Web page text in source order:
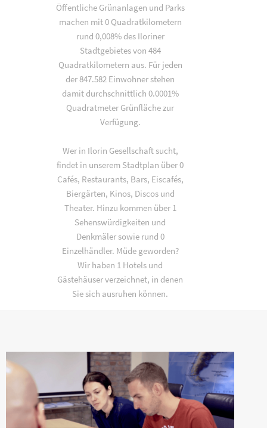
Öffentliche Grünanlagen und Parks
machen mit 0 Quadratkilometern
rund 0,008% des Iloriner
Stadtgebietes von 484
Quadratkilometern aus. Für jeden
der 847.582 Einwohner stehen
damit durchschnittlich 0.0001%
Quadratmeter Grünfläche zur
Verfügung.
Wer in Ilorin Gesellschaft sucht,
findet in unserem Stadtplan über 0
Cafés, Restaurants, Bars, Eiscafés,
Biergärten, Kinos, Discos und
Theater. Hinzu kommen über 1
Sehenswürdigkeiten und
Denkmäler sowie rund 0
Einzelhändler. Müde geworden?
Wir haben 1 Hotels und
Gästehäuser verzeichnet, in denen
Sie sich ausruhen können.